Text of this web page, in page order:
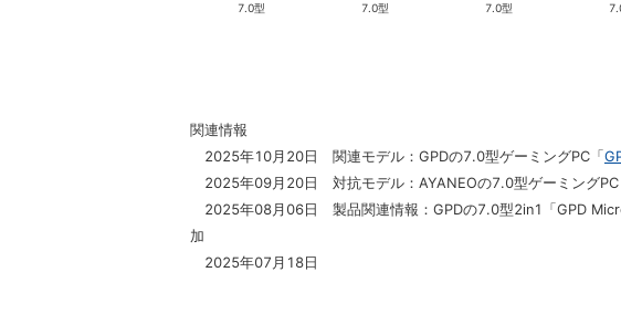
7.0型
7.0型
7.0型
関連情報
2025年10月20日 関連モデル：GPDの7.0型ゲーミングPC「
2025年09月20日 対抗モデル：AYANEOの7.0型ゲーミングPC
2025年08月06日 製品関連情報：GPDの7.0型2in1「GPD
加
2025年07月18日